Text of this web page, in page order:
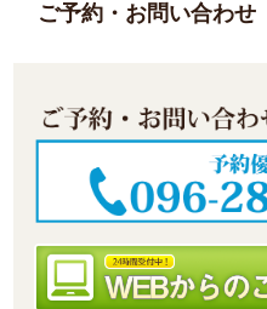
ご予約・お問い合わせ